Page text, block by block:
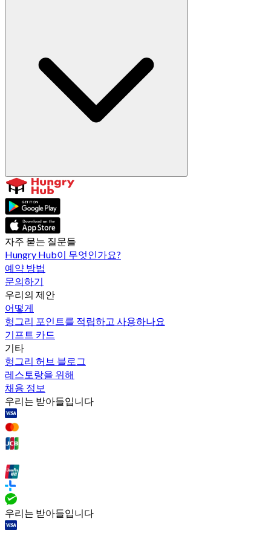
자주 묻는 질문들
Hungry Hub이 무엇인가요?
예약 방법
문의하기
우리의 제안
어떻게
헝그리 포인트를 적립하고 사용하나요
기프트 카드
기타
헝그리 허브 블로그
레스토랑을 위해
채용 정보
우리는 받아들입니다
우리는 받아들입니다